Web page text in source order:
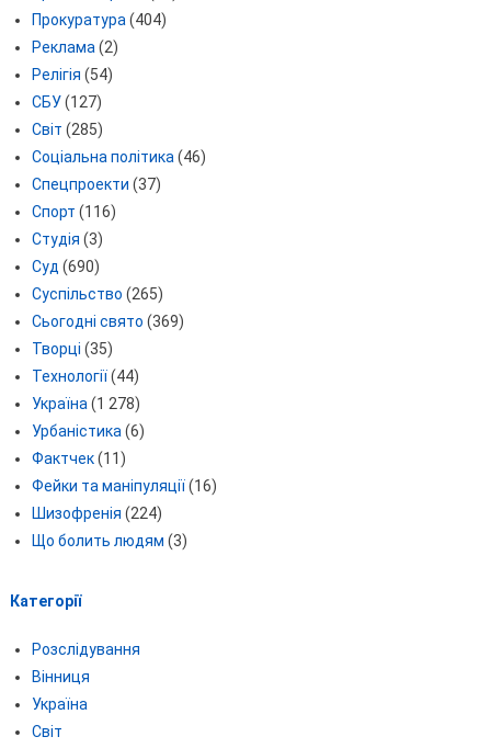
Прокуратура (404)
Реклама (2)
Релігія (54)
СБУ(127)
Світ (285)
Соціальна політика (46)
Спецпроекти (37)
Спорт (116)
Студія (3)
Суд (690)
Суспільство (265)
Сьогодні свято (369)
Творці (35)
Технології(44)
Україна (1 278)
Урбаністика (6)
Фактчек(11)
Фейки та маніпуляції(16)
Шизофренія (224)
Що болить людям (3)
Категорії
Розслідування
Вінниця
Україна
Світ